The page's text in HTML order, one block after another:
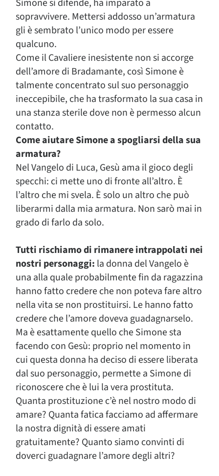
Simone si difende, ha imparato a
sopravvivere. Mettersi addosso un’armatura
gli è sembrato l’unico modo per essere
qualcuno.
Come il Cavaliere inesistente non si accorge
dell’amore di Bradamante, così Simone è
talmente concentrato sul suo personaggio
ineccepibile, che ha trasformato la sua casa in
una stanza sterile dove non è permesso alcun
contatto.
Come aiutare Simone a spogliarsi della sua
armatura?
Nel Vangelo di Luca, Gesù ama il gioco degli
specchi: ci mette uno di fronte all’altro. È
l’altro che mi svela. È solo un altro che può
liberarmi dalla mia armatura. Non sarò mai in
grado di farlo da solo.
Tutti rischiamo di rimanere intrappolati nei
nostri personaggi: la donna del Vangelo è
una alla quale probabilmente fin da ragazzina
hanno fatto credere che non poteva fare altro
nella vita se non prostituirsi. Le hanno fatto
credere che l’amore doveva guadagnarselo.
Ma è esattamente quello che Simone sta
facendo con Gesù: proprio nel momento in
cui questa donna ha deciso di essere liberata
dal suo personaggio, permette a Simone di
riconoscere che è lui la vera prostituta.
Quanta prostituzione c’è nel nostro modo di
amare? Quanta fatica facciamo ad affermare
la nostra dignità di essere amati
gratuitamente? Quanto siamo convinti di
doverci guadagnare l’amore degli altri?